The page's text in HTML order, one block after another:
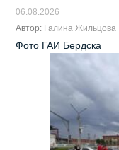
06.08.2026
Автор: Галина Жильцова
Фото ГАИ Бердска